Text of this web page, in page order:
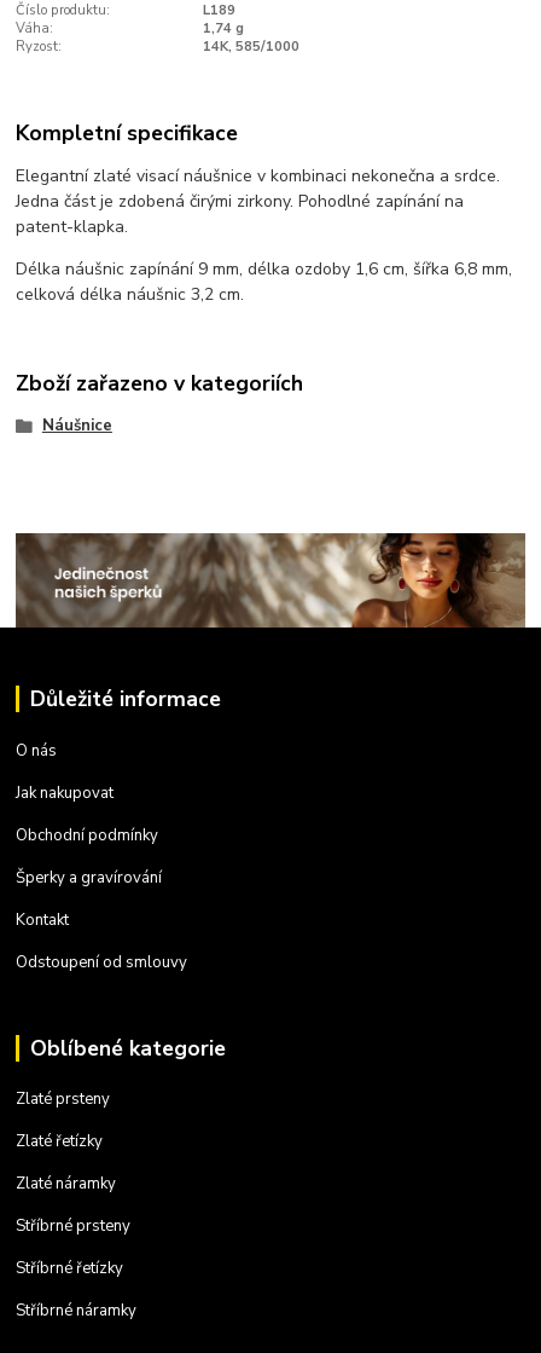
Číslo produktu:
L189
Váha:
1,74 g
Ryzost:
14K, 585/1000
Kompletní specifikace
Elegantní zlaté visací náušnice v kombinaci nekonečna a srdce.
Jedna část je zdobená čirými zirkony. Pohodlné zapínání na
patent-klapka.
Délka náušnic zapínání 9 mm, délka ozdoby 1,6 cm, šířka 6,8 mm,
celková délka náušnic 3,2 cm.
Zboží zařazeno v kategoriích
Náušnice
Důležité informace
O nás
Jak nakupovat
Obchodní podmínky
Šperky a gravírování
Kontakt
Odstoupení od smlouvy
Oblíbené kategorie
Zlaté prsteny
Zlaté řetízky
Zlaté náramky
Stříbrné prsteny
Stříbrné řetízky
Stříbrné náramky